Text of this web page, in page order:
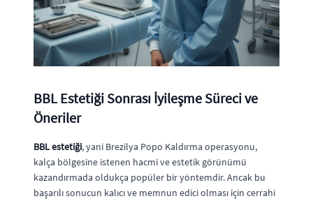
BBL Estetiği Sonrası İyileşme Süreci ve
Öneriler
BBL estetiği, yani Brezilya Popo Kaldırma operasyonu,
kalça bölgesine istenen hacmi ve estetik görünümü
kazandırmada oldukça popüler bir yöntemdir. Ancak bu
başarılı sonucun kalıcı ve memnun edici olması için cerrahi